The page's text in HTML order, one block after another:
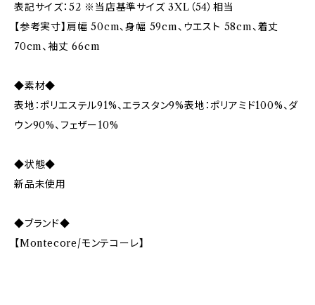
表記サイズ：52 ※当店基準サイズ 3XL（54）相当
【参考実寸】肩幅 50cm、身幅 59cm、ウエスト 58cm、着丈
70cm、袖丈 66cm
◆素材◆
表地：ポリエステル91%、エラスタン9%表地：ポリアミド100%、ダ
ウン90%、フェザー10%
◆状態◆
新品未使用
◆ブランド◆
【Montecore/モンテコーレ】